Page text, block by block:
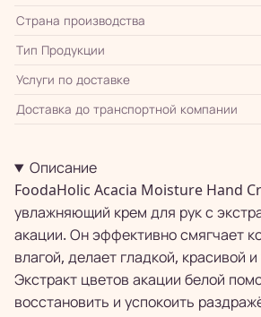
Страна производства
Тип Продукции
Услуги по доставке
Доставка до транспортной компании
Описание
FoodaHolic Acacia Moisture Hand
увлажняющий крем для рук с
акации. Он эффективно смягчает
влагой, делает гладкой, красивой
Экстракт цветов акации белой
восстановить и успокоить